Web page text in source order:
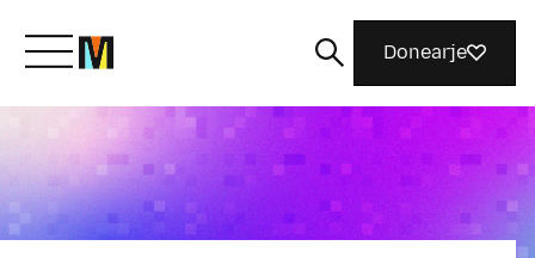
Kom yn ’e kunde mei Mozilla
Wat wy dogge
Donearje